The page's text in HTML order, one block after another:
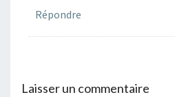
Répondre
Laisser un commentaire